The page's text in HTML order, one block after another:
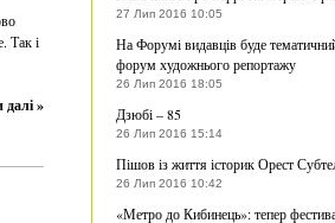
Так і
»
27 Лип 2016 10:05
На Форумі видавців буде
форум художнього репортажу
26 Лип 2016 18:05
Дзюбі – 85
26 Лип 2016 15:14
Пішов із життя історик Орест
26 Лип 2016 10:42
«Метро до Кибинець»: тепер